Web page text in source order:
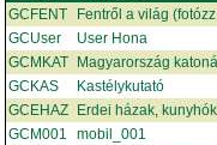
GCFENT Fentről a világ
GCUser
User Hona
GCMKAT
Magyarország
GCKAS
Kastélykutató
GCEHAZ
Erdei házak, kunyhók
GCM001
mobil_001